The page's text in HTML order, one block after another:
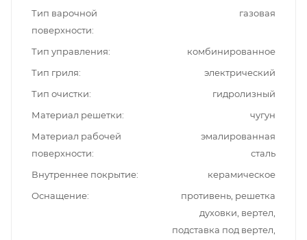
Тип варочной
поверхности
газовая
Тип управления
комбинированное
Тип гриля
электрический
Тип очистки
гидролизный
Материал решетки
чугун
Материал рабочей
поверхности
эмалированная
сталь
Внутреннее покрытие
керамическое
Оснащение
противень, решетка
духовки, вертел,
подставка под вертел,